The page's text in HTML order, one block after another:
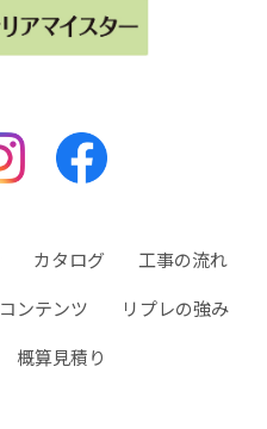
カタログ
工事の流れ
コンテンツ
リプレの強み
概算見積り